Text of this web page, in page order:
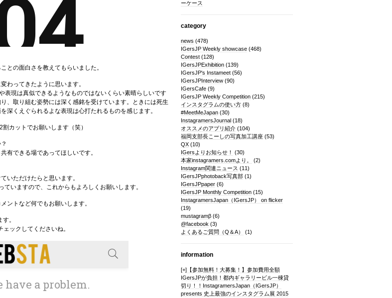
との面白さを教えてもらいました。
わってきたように思います。
現は真似できるようなものではないくらい素晴らしいです
、取り組む姿勢には深く感銘を受けています。ときには死生
深くえぐられるよな表現は心打たれるものを感じます。
カットでお願いします（笑）
有できる場であってほしいです。
いただけたらと思います。
ていますので、これからもよろしくお願いします。
ントなど何でもお願いします。
。
ックしてくださいね。
ーケース
category
news (478)
IGersJP Weekly showcase(468)
Contest(128)
IGersJPExhibition(139)
IGersJP's Instameet(56)
IGersJPInterview(90)
IGersCafe(9)
IGersJP Weekly Competition(215)
インスタグラムの使い方(8)
#MeetMeJapan(30)
InstagramersJournal(18)
オススメのアプリ紹介(104)
福岡支部長こーしの写真加工講座(53)
QX(10)
IGersよりお知らせ！
(30)
本家instagramers.comより。
(2)
Instagram関連ニュース (11)
IGersJPphotoback写真部(1)
IGersJPpaper(6)
IGersJP Monthly Competition(15)
InstagramersJapan（IGersJP） on flicker
(19)
mustagramβ(6)
@facebook (3)
よくあるご質問（Q＆A）
(1)
information
[+]【参加無料！大募集！】参加費用全額
IGersJPが負担！都内ギャラリービル一棟貸
切り！！InstagramersJapan（IGersJP）
presents 史上最強のインスタグラム展 2015